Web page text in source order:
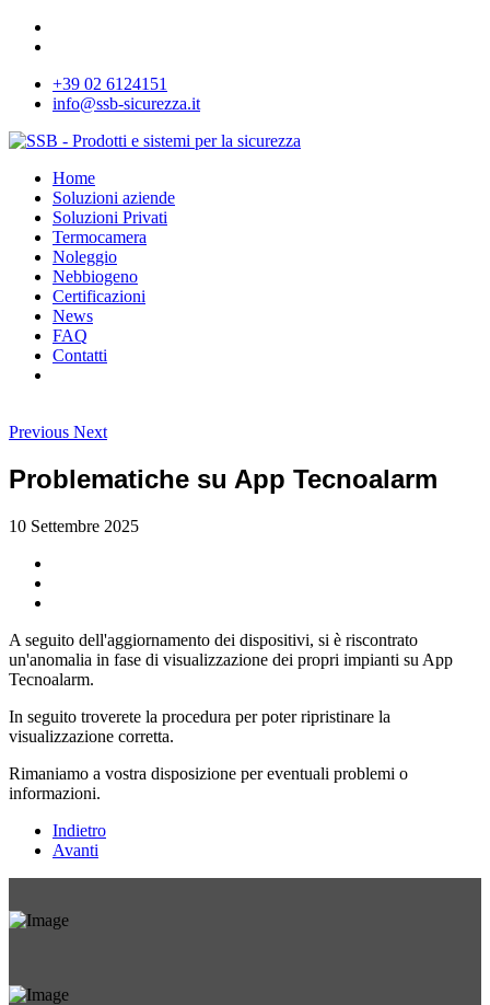
+39 02 6124151
info@ssb-sicurezza.it
Home
Soluzioni aziende
Soluzioni Privati
Termocamera
Noleggio
Nebbiogeno
Certificazioni
News
FAQ
Contatti
Previous Next
Problematiche su App Tecnoalarm
10 Settembre 2025
A seguito dell'aggiornamento dei dispositivi, si è riscontrato
un'anomalia in fase di visualizzazione dei propri impianti su App
Tecnoalarm.
In seguito troverete la procedura per poter ripristinare la
visualizzazione corretta.
Rimaniamo a vostra disposizione per eventuali problemi o
informazioni.
Indietro
Avanti